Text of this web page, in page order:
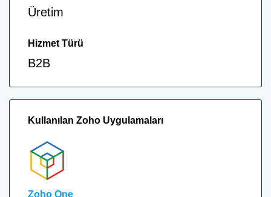
Üretim
Hizmet Türü
B2B
Kullanılan Zoho Uygulamaları
Zoho One